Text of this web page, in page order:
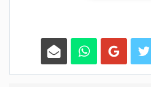
المرحلة التنموية التي
التكنولوجية